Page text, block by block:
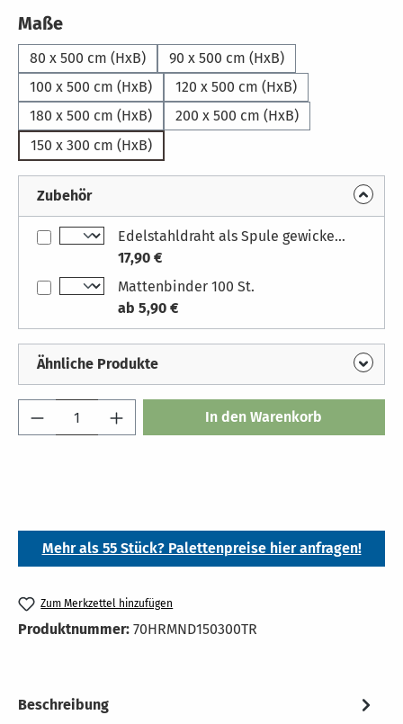
Maßeauswählen
80 x 500 cm (HxB)
90 x 500 cm (HxB)
100 x 500 cm (HxB)
120 x 500 cm (HxB)
180 x 500 cm (HxB)
200 x 500 cm (HxB)
150 x 300 cm (HxB)
Zubehör
Edelstahldraht als Spule gewickelt, 500 Gramm
17,90 €
Mattenbinder 100 St.
ab 5,90 €
Ähnliche Produkte
Produkt Anzahl: Gib den gewünschten
In den Warenkorb
Mehr als 55 Stück? Palettenpreise hier anfragen!
Zum Merkzettel hinzufügen
Produktnummer: 70HRMND150300TR
Beschreibung